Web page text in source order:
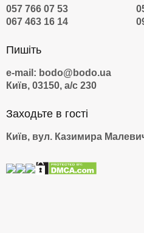
057 766 07 53
067 463 16 14
Пишіть
e-mail: bodo@bodo.ua
Київ, 03150, а/с 230
Заходьте в гості
Київ, вул. Казимира